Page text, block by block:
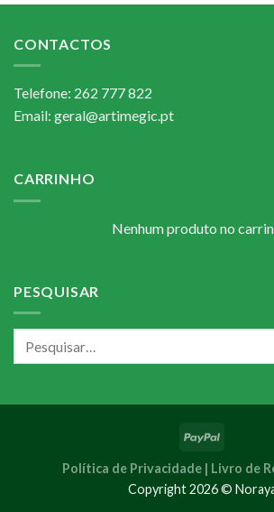
CONTACTOS
Telefone: 262 777 822
Email: geral@artimegic.pt
CARRINHO
Nenhum produto no
PESQUISAR
Política de Privacidade | Livro de
Copyright 2026 ©